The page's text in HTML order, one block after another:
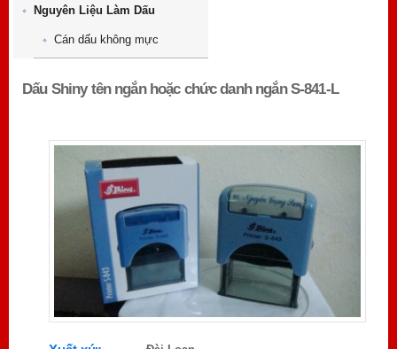
Nguyên Liệu Làm Dấu
Cán dấu không mực
Dấu Shiny tên ngắn hoặc chức danh ngắn S-841-L